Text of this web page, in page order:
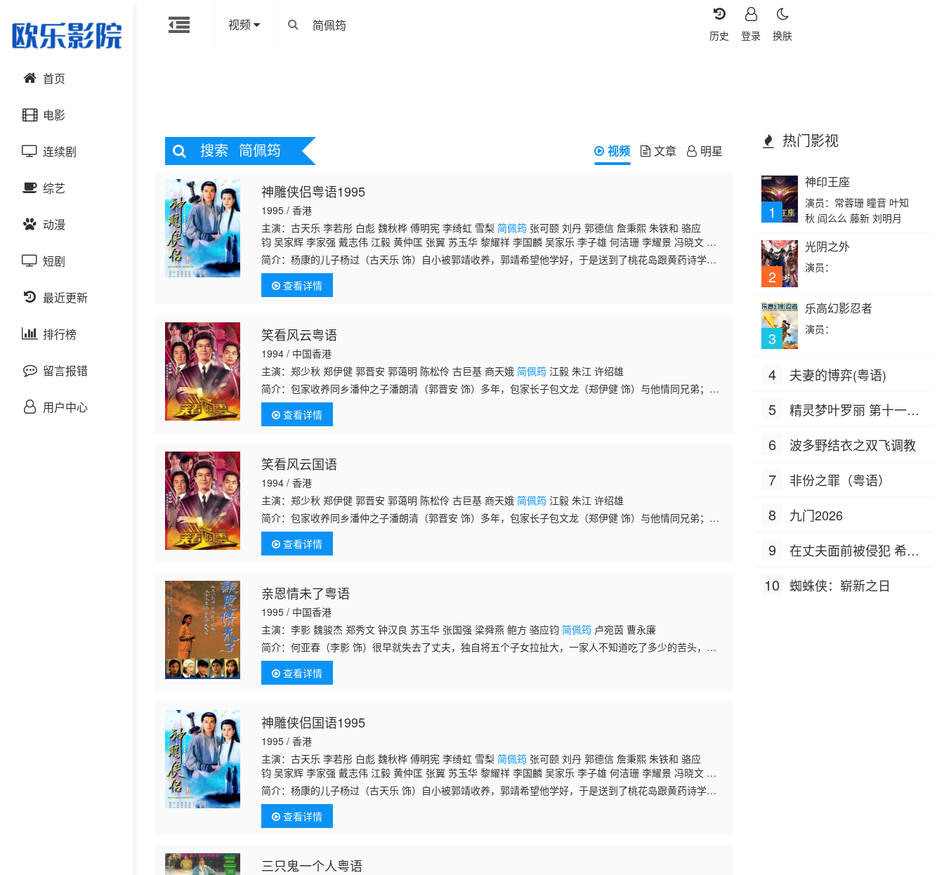
视频
换肤
登录
历史
首页
电影
动作片
喜剧片
爱情片
科幻片
恐怖片
剧情片
战争片
悬疑片
连续剧
国产剧
港台剧
日韩剧
欧美剧
泰国剧
综艺
大陆综艺
日韩综艺
港台综艺
欧美综艺
动漫
国产动漫
日韩动漫
欧美动漫
短剧
最近更新
排行榜
留言报错
用户中心
搜索 简佩筠 视频 文章 明星
神雕侠侣粤语1995
1995 / 香港
主演：古天乐 李若彤 白彪 魏秋桦 傅明宪 李绮虹 雪梨简佩筠 张可颐 刘丹 郭德信 詹秉熙 朱铁和 骆应
钧 吴家辉 李家强 戴志伟 江毅 黄仲匡 张翼 苏玉华 黎耀祥 李国麟 吴家乐 李子雄 何洁珊 李耀景 冯晓文 刘
江 李丽丽 陈启泰 蔡云霞 李桂英 黄智贤 温文英 刘家辉 冯素波 廖骏雄 李子奇 关菁 张鸿昌 罗兰 张延 黎汉
持 马海伦 蔡国庆 鲁振顺 焦雄 麦子云 陈狄克 廖丽丽 陈安莹 虞天伟 博君 游飙 吕剑光 孙季卿 区岳 罗君
左 戴少民 邓汝超 伍文生 汤俊明 张宏伟 薛纯基 何金灵 简文达
简介：杨康的儿子杨过（古天乐 饰）自小被郭靖收养，郭靖希望他学好，于是送到了桃花岛跟黄药诗学
习。杨过在桃花岛上整日被郭芙和大、小武欺负，一气之下独自出走了。杨过被古墓派的小龙女（李若彤
饰）收留，认她作
查看详情
笑看风云粤语
1994 / 中国香港
主演：郑少秋 郑伊健 郭晋安 郭蔼明 陈松伶 古巨基 商天娥简佩筠 江毅 朱江 许绍雄
简介：包家收养同乡潘仲之子潘朗清（郭晋安 饰）多年，包家长子包文龙（郑伊健 饰）与他情同兄弟；中
天集团首脑黄天（郑少秋 饰）造人暗算，被商业罪案调查科的探员文龙调查，却与其成为忘年交。急功近
利的郎清非法
查看详情
笑看风云国语
1994 / 香港
主演：郑少秋 郑伊健 郭晋安 郭蔼明 陈松伶 古巨基 商天娥简佩筠 江毅 朱江 许绍雄
简介：包家收养同乡潘仲之子潘朗清（郭晋安 饰）多年，包家长子包文龙（郑伊健 饰）与他情同兄弟；中
天集团首脑黄天（郑少秋 饰）造人暗算，被商业罪案调查科的探员文龙调查，却与其成为忘年交。急功近
利的郎清非法
查看详情
亲恩情未了粤语
1995 / 中国香港
主演：李影 魏骏杰 郑秀文 钟汉良 苏玉华 张国强 梁舜燕 鲍方 骆应钧简佩筠 卢宛茵 曹永廉
简介：何亚春（李影 饰）很早就失去了丈夫，独自将五个子女拉扯大，一家人不知道吃了多少的苦头，受
了多少的委屈。拮据的经济迫使何亚春在牌馆出千，被抓后逃亡菲律宾，之后又遭奸人嫁祸，背负上了杀
人的罪名锒铛入狱
查看详情
神雕侠侣国语1995
1995 / 香港
主演：古天乐 李若彤 白彪 魏秋桦 傅明宪 李绮虹 雪梨简佩筠 张可颐 刘丹 郭德信 詹秉熙 朱铁和 骆应
钧 吴家辉 李家强 戴志伟 江毅 黄仲匡 张翼 苏玉华 黎耀祥 李国麟 吴家乐 李子雄 何洁珊 李耀景 冯晓文 刘
江 李丽丽 陈启泰 蔡云霞 李桂英 黄智贤 温文英 刘家辉 冯素波 廖骏雄 李子奇 关菁 张鸿昌 罗兰 张延 黎汉
持 马海伦 蔡国庆 鲁振顺 焦雄 麦子云 陈狄克 廖丽丽 陈安莹 虞天伟 博君 游飙 吕剑光 孙季卿 区岳 罗君
左 戴少民 邓汝超 伍文生 汤俊明 张宏伟 薛纯基 何金灵 简文达
简介：杨康的儿子杨过（古天乐 饰）自小被郭靖收养，郭靖希望他学好，于是送到了桃花岛跟黄药诗学
习。杨过在桃花岛上整日被郭芙和大、小武欺负，一气之下独自出走了。杨过被古墓派的小龙女（李若彤
饰）收留，认她作
查看详情
三只鬼一个人粤语
热门影视
1
神印王座
演员：常蓉珊 瞳音 叶知
秋 阎么么 藤新 刘明月
2
光阴之外
演员：
3
乐高幻影忍者
演员：
4 夫妻的博弈(粤语)
5
精灵梦叶罗丽 第十一季
6 波多野结衣之双飞调教
7 非份之罪（粤语）
8 九门2026
9
在丈夫面前被侵犯 希岛
10 蜘蛛侠：崭新之日